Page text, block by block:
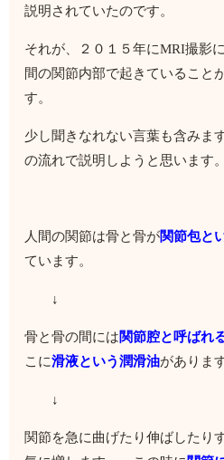
説明されていたのです。
それが、２０１５年にMRI撮影
間の関節内部で起きていること
す。
少し聞きなれない言葉も含みま
の流れで説明しようと思います。
人間の関節は骨と骨が関節包と
ています。
↓
骨と骨の間には関節腔と呼ばれ
こに滑液という潤滑油がありま
↓
関節を急に曲げたり伸ばしたり